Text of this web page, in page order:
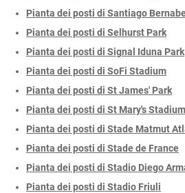
Pianta dei posti di Santiago
Pianta dei posti di Selhurst Park
Pianta dei posti di Signal Iduna Park
Pianta dei posti di SoFi Stadium
Pianta dei posti di St James' Park
Pianta dei posti di St Mary's Stadium
Pianta dei posti di Stade Matmut
Pianta dei posti di Stade de France
Pianta dei posti di Stadio Diego
Pianta dei posti di Stadio Friuli